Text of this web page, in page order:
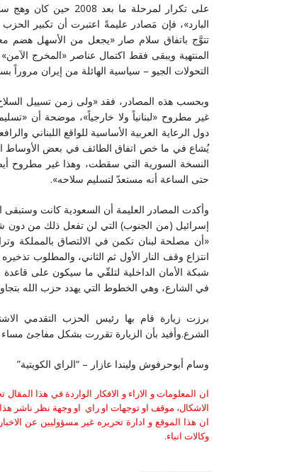
على تكرار لمرحلة
البارد»، فإن مَصادر عليمةً اعتبرت أن تكبير
تتوَّج باتفاق سلام صار «يجعل من الأسهل هضم
المنتهية ويبقى فقط اكتمال عناصر «المخرج
التحولات الجيو – سياسية الهائلة من إيران مروراً
وبحسب هذه المصادر، فقد «ولى زمن تسييل
غير مطروح «لبنانياً ولا خارجياً»، موضحة أن «تسليم
دول الرعاية العربية الأساسية للواقع اللبناني
يُشاع في ما خص اتفاق الطائف في بعض الأوساط
النسخة السورية التي سقطت، وهذا غير مطروح
حتى الساعة أنه مستعدّ لتسليم سلاحه».
وأكدت المصادر العليمة أن السعودية كانت وستبقى
إسرائيل (من الجنوب) التي لن تفعل ذلك من
«أن مصلحة لبنان تكمن في الالتصاق بالمملكة
انتزاع وقف النار الأول ثم الثاني، والمطلوب
شبكة الأمان الداخلية لتلقّي ما سيكون على
في الشارع، وهي الخطوط التي يهدد حزب الله
برزت زيارة قام بها رئيس الحزب التقدمي
الشرع.وأفيد بأن الزيارة تقررت بشكل مفاجئ مساء
وسام أبوحرفوش وليندا عازار – “الراي الكويتية”
ان المعلومات و الاراء و الافكار الواردة في هذا
الاشكال، موقف او توجهات او راي او وجهة نظر ناشر هذا
ان هذا الموقع و ادارة تحريره غير مسؤوليين عن
وكالات انباء.